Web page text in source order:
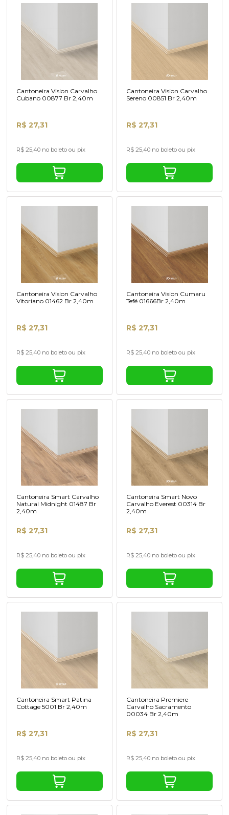
Cantoneira Vision Carvalho
Cubano 00877 Br 2,40m
R$ 27,31
R$ 25,40 no boleto ou pix
Cantoneira Vision Carvalho
Sereno 00851 Br 2,40m
R$ 27,31
R$ 25,40 no boleto ou pix
Cantoneira Vision Carvalho
Vitoriano 01462 Br 2,40m
R$ 27,31
R$ 25,40 no boleto ou pix
Cantoneira Vision Cumaru
Tefé 01666Br 2,40m
R$ 27,31
R$ 25,40 no boleto ou pix
Cantoneira Smart Carvalho
Natural Midnight 01487 Br
2,40m
R$ 27,31
R$ 25,40 no boleto ou pix
Cantoneira Smart Novo
Carvalho Everest 00314 Br
2,40m
R$ 27,31
R$ 25,40 no boleto ou pix
Cantoneira Smart Patina
Cottage 5001 Br 2,40m
R$ 27,31
R$ 25,40 no boleto ou pix
Cantoneira Premiere
Carvalho Sacramento
00034 Br 2,40m
R$ 27,31
R$ 25,40 no boleto ou pix